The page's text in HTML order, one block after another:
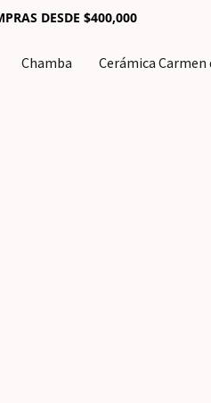
DESDE $400,000
Chamba Cerámica Carmen